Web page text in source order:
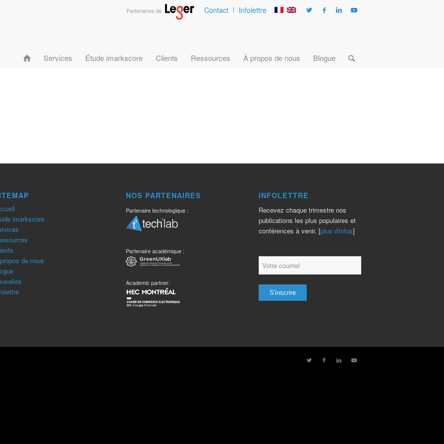
Contact Infolettre
Services Étude imarkscore Clients Ressources À propos de nous Blogue
imarkscore
de nous
NOS PARTENAIRES
Partenaire technologique :
Partenaire académique :
Academic partner:
INFOLETTRE
Recevez chaque trimestre nos
publications les plus populaires et
conférences à venir. [plus d'infos]